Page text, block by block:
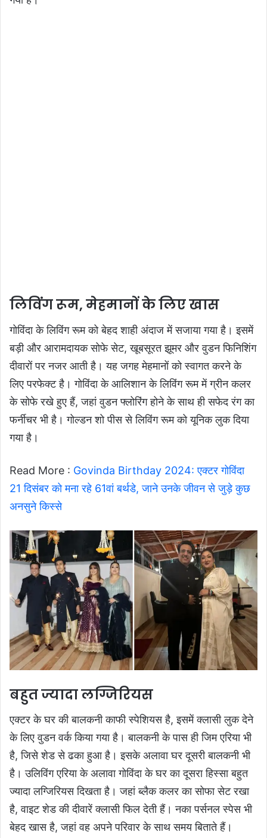
लिविंग रूम, मेहमानों के लिए खास
गोविंदा के लिविंग रूम को बेहद शाही अंदाज में सजाया गया है। इसमें
बड़ी और आरामदायक सोफे सेट, खूबसूरत झूमर और वुडन फिनिशिंग
दीवारों पर नजर आती है। यह जगह मेहमानों को स्वागत करने के
लिए परफेक्ट है। गोविंदा के आलिशान के लिविंग रूम में ग्रीन कलर
के सोफे रखे हुए हैं, जहां वुडन फ्लोरिंग होने के साथ ही सफेद रंग का
फर्नीचर भी है। गोल्डन शो पीस से लिविंग रूम को यूनिक लुक दिया
गया है।
Read More : Govinda Birthday 2024: एक्टर गोविंदा
21 दिसंबर को मना रहे 61वां बर्थडे, जाने उनके जीवन से जुड़े कुछ
अनसुने किस्से
बहुत ज्यादा लग्जिरियस
एक्टर के घर की बालकनी काफी स्पेशियस है, इसमें क्लासी लुक देने
के लिए वुडन वर्क किया गया है। बालकनी के पास ही जिम एरिया भी
है, जिसे शेड से ढका हुआ है। इसके अलावा घर दूसरी बालकनी भी
है। उलिविंग एरिया के अलावा गोविंदा के घर का दूसरा हिस्सा बहुत
ज्यादा लग्जिरियस दिखता है। जहां ब्लैक कलर का सोफा सेट रखा
है, वाइट शेड की दीवारें क्लासी फिल देती हैं। नका पर्सनल स्पेस भी
बेहद खास है, जहां वह अपने परिवार के साथ समय बिताते हैं।